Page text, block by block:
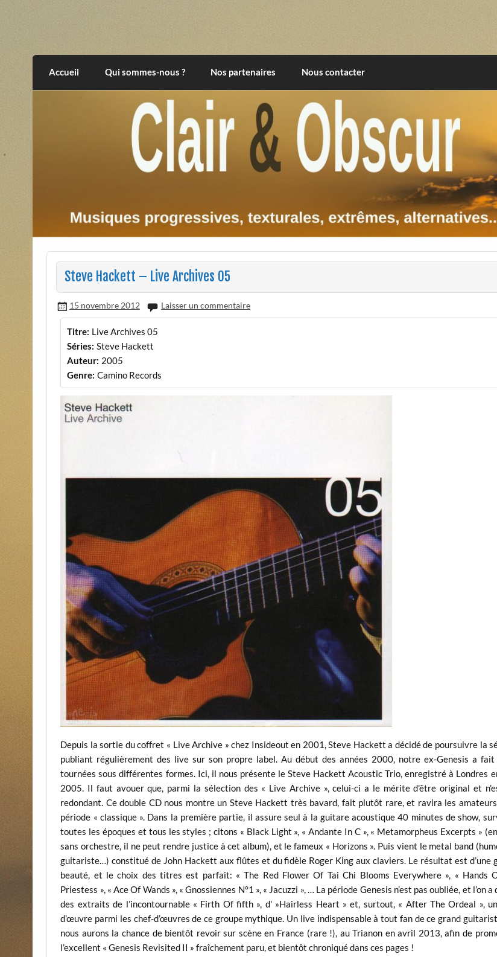
Clair et Obscur
Accueil Qui sommes-nous ? Nos partenaires Nous contacter
Steve Hackett – Live Archives 05
15 novembre 2012 Laisser un commentaire
Titre: Live Archives 05
Séries: Steve Hackett
Auteur: 2005
Genre: Camino Records
Depuis la sortie du coffret « Live Archive » chez Insideout en 2001, Steve Hackett a décidé de poursuivre la
publiant régulièrement des live sur son propre label. Au début des années 2000, notre ex-Genesis a fait
tournées sous différentes formes. Ici, il nous présente le Steve Hackett Acoustic Trio, enregistré à Londres
2005. Il faut avouer que, parmi la sélection des « Live Archive », celui-ci a le mérite d’être original et
redondant. Ce double CD nous montre un Steve Hackett très bavard, fait plutôt rare, et ravira les
période « classique ». Dans la première partie, il assure seul à la guitare acoustique 40 minutes de show,
toutes les époques et tous les styles ; citons « Black Light », « Andante In C », « Metamorpheus Excerpts »
sans orchestre, il ne peut rendre justice à cet album), et le fameux « Horizons ». Puis vient le metal band
guitariste…) constitué de John Hackett aux flûtes et du fidèle Roger King aux claviers. Le résultat est d’une
beauté, et le choix des titres est parfait: « The Red Flower Of Tai Chi Blooms Everywhere », « Hands
Priestess », « Ace Of Wands », « Gnossiennes N°1 », « Jacuzzi », … La période Genesis n’est pas oubliée, et l’on
des extraits de l’incontournable « Firth Of fifth », d' »Hairless Heart » et, surtout, « After The Ordeal »,
d’œuvre parmi les chef-d’œuvres de ce groupe mythique. Un live indispensable à tout fan de ce grand
nous aurons la chance de bientôt revoir sur scène en France (rare !), au Trianon en avril 2013, afin de
l’excellent « Genesis Revisited II » fraîchement paru, et bientôt chroniqué dans ces pages !